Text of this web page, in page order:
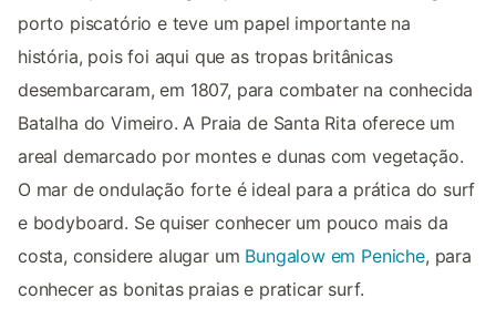
porto piscatório e teve um papel importante na
história, pois foi aqui que as tropas britânicas
desembarcaram, em 1807, para combater na conhecida
Batalha do Vimeiro. A Praia de Santa Rita oferece um
areal demarcado por montes e dunas com vegetação.
O mar de ondulação forte é ideal para a prática do surf
e bodyboard. Se quiser conhecer um pouco mais da
costa, considere alugar um Bungalow em Peniche, para
conhecer as bonitas praias e praticar surf.